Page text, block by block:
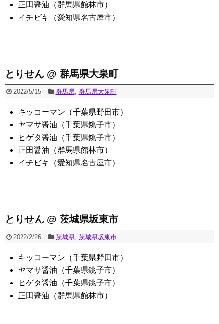
正田醤油（群馬県館林市）
イチビキ（愛知県名古屋市）
とりせん @ 群馬県大泉町
2022/5/15 群馬県, 群馬県大泉町
キッコーマン（千葉県野田市）
ヤマサ醤油（千葉県銚子市）
ヒゲタ醤油（千葉県銚子市）
正田醤油（群馬県館林市）
イチビキ（愛知県名古屋市）
とりせん @ 茨城県坂東市
2022/2/26 茨城県, 茨城県坂東市
キッコーマン（千葉県野田市）
ヤマサ醤油（千葉県銚子市）
ヒゲタ醤油（千葉県銚子市）
正田醤油（群馬県館林市）